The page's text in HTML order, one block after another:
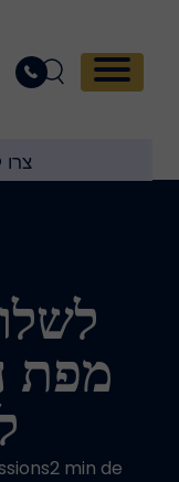
צרו
מפת
min de